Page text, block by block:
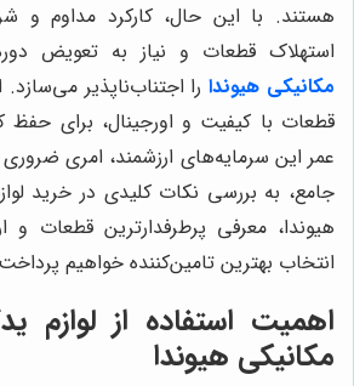
هستند. با این حال، کارکرد مداوم
استهلاک قطعات و نیاز به تعویض
مکانیکی هیوندارا اجتناب‌ناپذیر
قطعات با کیفیت و اورجینال، برای حفظ
عمر این سرمایه‌های ارزشمند، امری
جامع، به بررسی نکات کلیدی در خرید
هیوندا، معرفی پرطرفدارترین قطعات و
انتخاب بهترین تامین‌کننده خواهیم
اهمیت استفاده از لوازم
مکانیکی هیوندا